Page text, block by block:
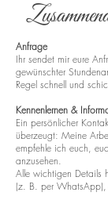
Anfrage
Ihr sendet mir eure
gewünschter
Regel schnell und
Kennenlernen &
Ein persönlicher
überzeugt: Meine
empfehle ich euch,
anzusehen.
Alle wichtigen Details
(z. B. per